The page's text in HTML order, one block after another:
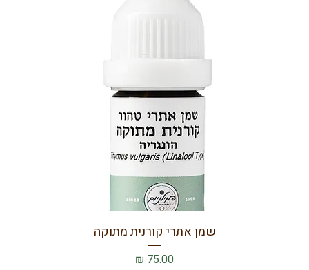
שמן אתרי קורנית מתוקה
מחיר